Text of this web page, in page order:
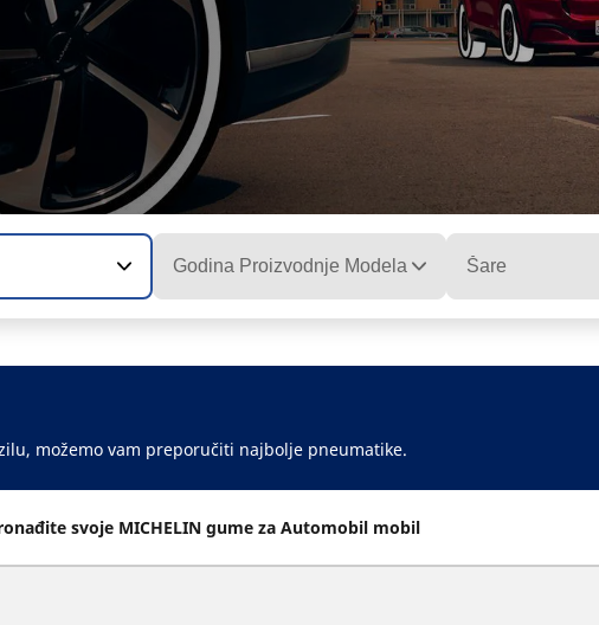
Godina Proizvodnje Modela Šare
možemo vam preporučiti najbolje pneumatike.
svoje MICHELIN gume za Automobil mobil